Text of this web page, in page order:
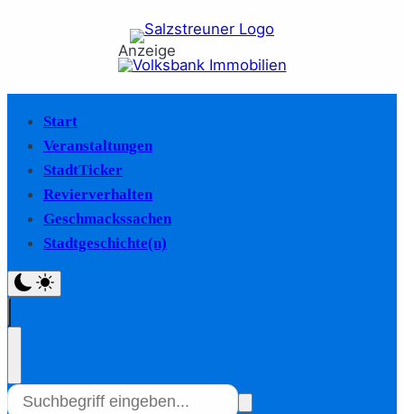
Anzeige
Start
Veranstaltungen
StadtTicker
Revierverhalten
Geschmackssachen
Stadtgeschichte(n)